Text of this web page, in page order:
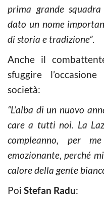
prima grande
dato un nome
di storia e tradizione”.
Anche il
sfuggire
società:
“L’alba di un nuovo
care a tutti noi. La
compleanno, per
emozionante, perché
calore della gente
Poi Stefan Radu: